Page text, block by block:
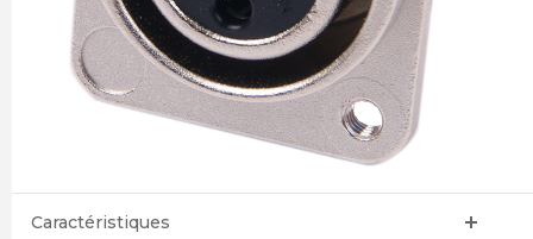
Caractéristiques